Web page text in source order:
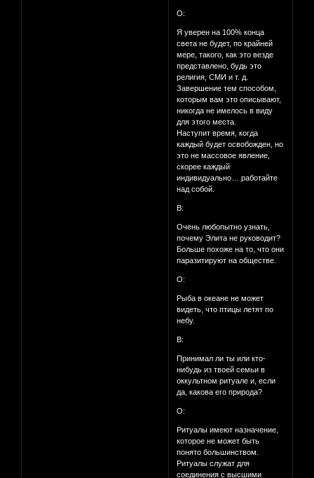
О:
Я уверен на 100% конца
света не будет, по крайней
мере, такого, как это везде
представлено, будь это
религия, СМИ и т. д.
Завершение тем способом,
которым вам это описывают,
никогда не имелось в виду
для этого места.
Наступит время, когда
каждый будет освобожден, но
это не массовое явление,
скорее каждый
индивидуально… работайте
над собой.
В:
Очень любопытно узнать,
почему Элита не руководит?
Больше похоже на то, что они
паразитируют на обществе.
О:
Рыба в океане не может
видеть, что птицы летят по
небу.
В:
Принимал ли ты или кто-
нибудь из твоей семьи в
оккультном ритуале и, если
да, какова его природа?
О:
Ритуалы имеют назначение,
которое не может быть
понято большинством.
Ритуалы служат для
соединения с высшими